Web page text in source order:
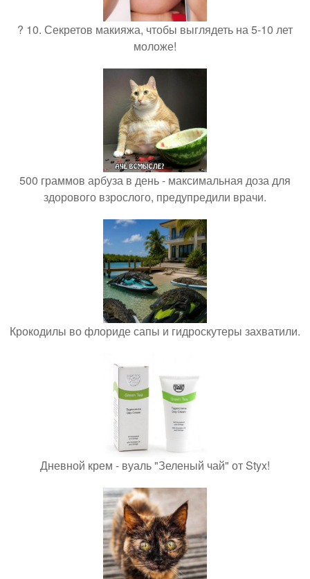
? 10. Секретов макияжа, чтобы выглядеть на 5-10 лет
моложе!
500 граммов арбуза в день - максимальная доза для
здорового взрослого, предупредили врачи.
Крокодилы во флориде сапы и гидроскутеры захватили.
Дневной крем - вуаль "Зеленый чай" от Styx!